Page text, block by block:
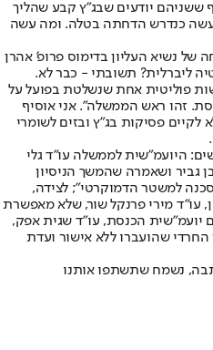
ששניהם יודעים שבג"ץ קבע שהליך
כנדרש הדחתה בטלה. ומה עשה
של נשיא העליון בדימוס פרופ' אהרן
ליברלית? תשובתי - כבר לא.
פוליטית אחת שנשלטת בפועל על
זהו ראש הממשלה". אני אוסיף
פסיקות בג"ץ ובזים לשומרי
היועמ"שית לממשלה עו"ד גלי
גביר ושאמרה שהמשך הניסיון
למשטר הדמוקרטי"; לצידה,
עו"ד מירי פרנקל שור, שלא מאפשרת
יועמ"שית הכנסת, עו"ד שגית אפק,
שהועברו ללא אישור ועדת
נשמח שתשתפו אותנו